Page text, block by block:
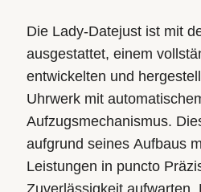
Die Lady‑Datejust ist mit
ausgestattet, einem
entwickelten und
Uhrwerk mit
Aufzugsmechanismus.
aufgrund seines Aufbaus
Leistungen in puncto
Zuverlässigkeit aufwarten.